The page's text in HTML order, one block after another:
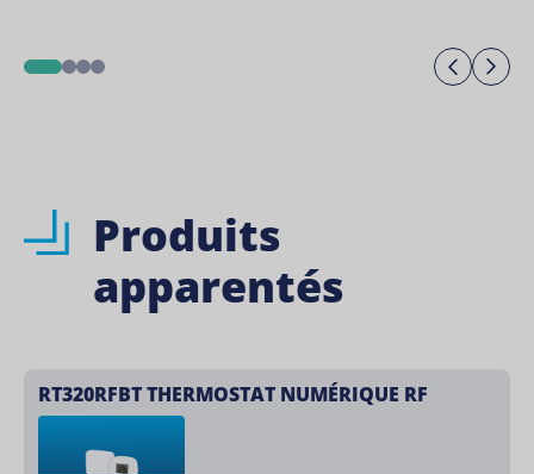
123
Produits
apparentés
RT320RFBT THERMOSTAT NUMÉRIQUE RF